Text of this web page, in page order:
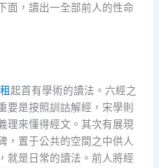
面，讀出一全部前人的性命
起首有學術的讀法。六經之
要是按照訓詁解經，宋學則
理來懂得經文。其次有展現
，置于公共的空間之中供人
就是日常的讀法。前人將經